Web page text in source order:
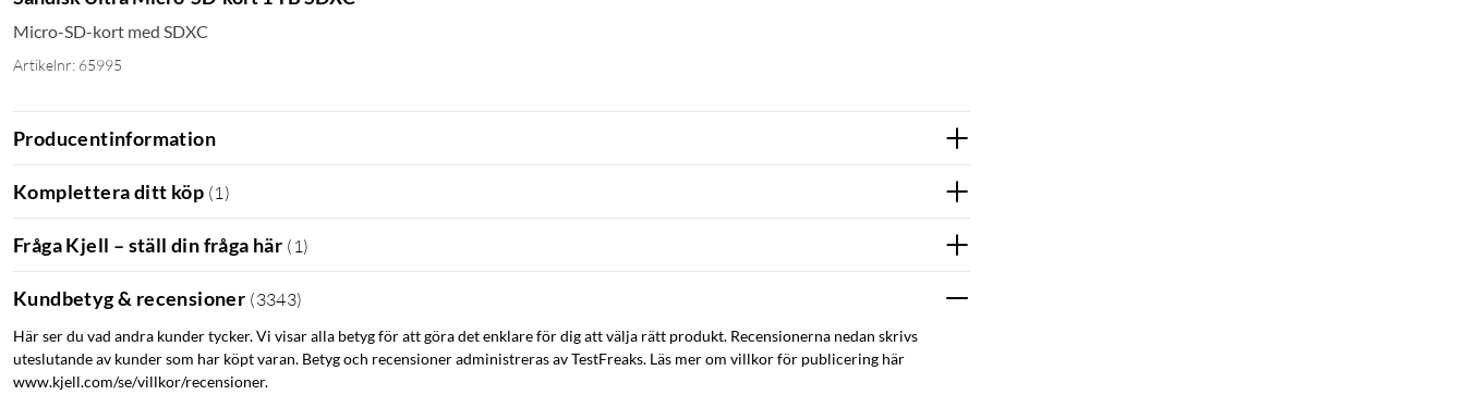
Micro-SD-kort med SDXC
Artikelnr: 65995
Producentinformation
Komplettera ditt köp (1 )
Fråga Kjell – ställ din fråga här ( 1 )
Kundbetyg & recensioner (3343)
Här ser du vad andra kunder tycker. Vi visar alla betyg för att göra det enklare för dig att välja rätt produkt. Recensionerna nedan skrivs
uteslutande av kunder som har köpt varan. Betyg och recensioner administreras av TestFreaks. Läs mer om villkor för publicering här
www.kjell.com/se/villkor/recensioner.